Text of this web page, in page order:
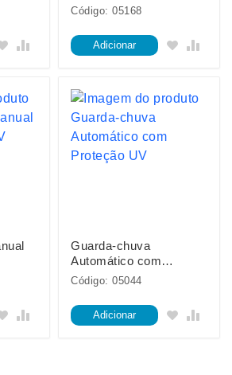
Código: 05168
Adicionar
Guarda-chuva
Automático com
Proteção UV
Código: 05044
Adicionar